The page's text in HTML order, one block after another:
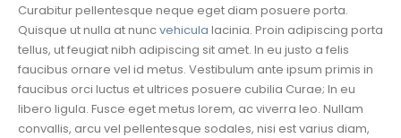
Curabitur pellentesque neque eget diam posuere porta.
Quisque ut nulla at nuncvehicula lacinia. Proin adipiscing porta
tellus, ut feugiat nibh adipiscing sit amet. In eu justo a felis
faucibus ornare vel id metus. Vestibulum ante ipsum primis in
faucibus orci luctus et ultrices posuere cubilia Curae; In eu
libero ligula. Fusce eget metus lorem, ac viverra leo. Nullam
convallis, arcu vel pellentesque sodales, nisi est varius diam,